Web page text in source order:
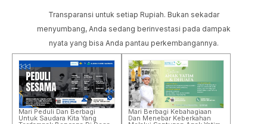
Transparansi untuk setiap Rupiah. Bukan sekadar
menyumbang, Anda sedang berinvestasi pada dampak
nyata yang bisa Anda pantau perkembangannya.
Mari Peduli Dan Berbagi
Untuk Saudara Kita Yang
Mari Berbagi Kebahagiaan
Dan Menebar Keberkahan